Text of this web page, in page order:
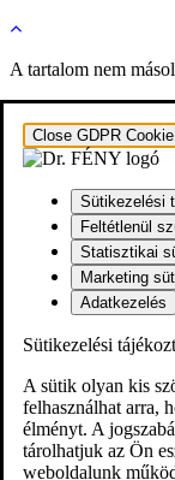
A tartalom nem
Close GDPR
Sütikezelési
Feltétlenül
Statisztikai
Marketing
Adatkezelés
Sütikezelési
A sütik olyan kis
felhasználhat arra,
élményt. A
tárolhatjuk az Ön
weboldalunk